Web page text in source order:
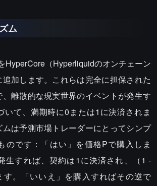
ム
HyperCore（Hyperliquidのオンチェーン
加します。これらは完全に担保された
離散的な現実世界のイベントが発生す
いて、満期時に0または1に決済されま
は予測市場トレーダーにとってシンプ
のです：「はい」を価格Pで購入しま
生すれば、契約は1に決済され、（1 -
す。「いいえ」を購入すればその逆で